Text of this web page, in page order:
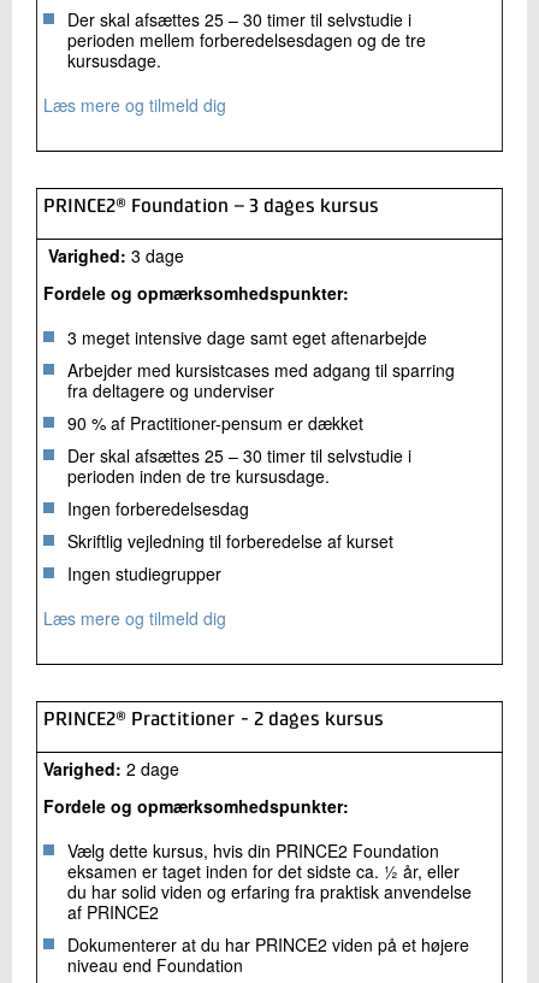
Der skal afsættes 25 – 30 timer til selvstudie i
perioden mellem forberedelsesdagen og de tre
kursusdage.
Læs mere og tilmeld dig
PRINCE2® Foundation – 3 dages kursus
Varighed: 3 dage
Fordele og opmærksomhedspunkter:
3 meget intensive dage samt eget aftenarbejde
Arbejder med kursistcases med adgang til sparring
fra deltagere og underviser
90 % af Practitioner-pensum er dækket
Der skal afsættes 25 – 30 timer til selvstudie i
perioden inden de tre kursusdage.
Ingen forberedelsesdag
Skriftlig vejledning til forberedelse af kurset
Ingen studiegrupper
Læs mere og tilmeld dig
PRINCE2® Practitioner - 2 dages kursus
Varighed: 2 dage
Fordele og opmærksomhedspunkter:
Vælg dette kursus, hvis din PRINCE2 Foundation
eksamen er taget inden for det sidste ca. ½ år, eller
du har solid viden og erfaring fra praktisk anvendelse
af PRINCE2
Dokumenterer at du har PRINCE2 viden på et højere
niveau end Foundation